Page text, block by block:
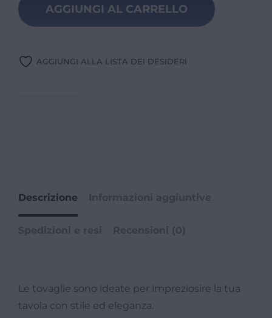
AGGIUNGI AL CARRELLO
AGGIUNGI ALLA LISTA DEI DESIDERI
Descrizione
Le tovaglie sono ideate per impreziosire la tua
tavola con stile ed eleganza.